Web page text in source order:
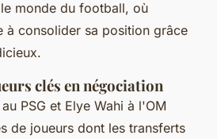
monde du football, où
à consolider sa position grâce
clés en négociation
PSG et Elye Wahi à l'OM
de joueurs dont les transferts